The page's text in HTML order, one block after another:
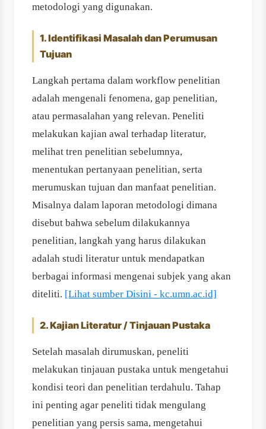
metodologi yang digunakan.
1. Identifikasi Masalah dan Perumusan
Tujuan
Langkah pertama dalam workflow penelitian
adalah mengenali fenomena, gap penelitian,
atau permasalahan yang relevan. Peneliti
melakukan kajian awal terhadap literatur,
melihat tren penelitian sebelumnya,
menentukan pertanyaan penelitian, serta
merumuskan tujuan dan manfaat penelitian.
Misalnya dalam laporan metodologi dimana
disebut bahwa sebelum dilakukannya
penelitian, langkah yang harus dilakukan
adalah studi literatur untuk mendapatkan
berbagai informasi mengenai subjek yang akan
diteliti. [Lihat sumber Disini - kc.umn.ac.id]
2. Kajian Literatur / Tinjauan Pustaka
Setelah masalah dirumuskan, peneliti
melakukan tinjauan pustaka untuk mengetahui
kondisi teori dan penelitian terdahulu. Tahap
ini penting agar peneliti tidak mengulang
penelitian yang persis sama, mengetahui